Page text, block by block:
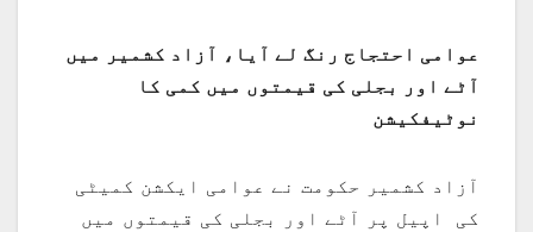
عوامی احتجاج رنگ لے آیا، آزاد کشمیر میں
آٹے اور بجلی کی قیمتوں میں کمی کا
نوٹیفکیشن
آزاد کشمیر حکومت نے عوامی ایکشن کمیٹی
کی اپیل پر آٹے اور بجلی کی قیمتوں میں